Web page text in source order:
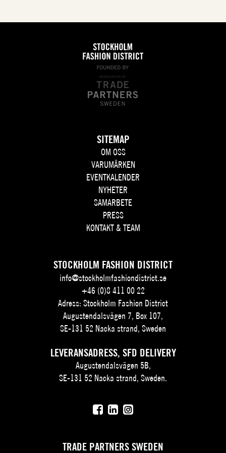
SITEMAP
OM OSS
VARUMÄRKEN
EVENTKALENDER
NYHETER
SAMARBETE
PRESS
KONTAKT & TEAM
STOCKHOLM FASHION DISTRICT
info@stockholmfashiondistrict.se
+46 (0)8 411 00 22
Adress: Stockholm Fashion District
Augustendalsvägen 7, Box 107,
SE-131 52 Nacka strand, Sweden
LEVERANSADRESS, SFD DELIVERY
Augustendalsvägen 5B,
SE-131 52 Nacka strand, Sweden.
TRADE PARTNERS SWEDEN